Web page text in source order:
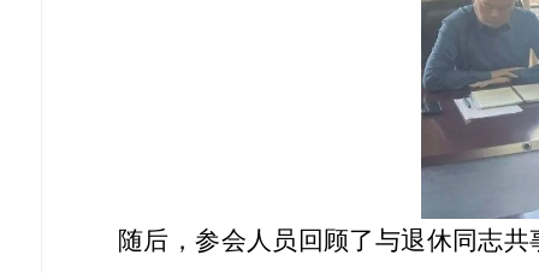
随后，参会人员回顾了与退休同志